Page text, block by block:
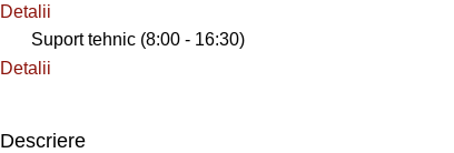
Detalii
Suport tehnic (8:00 - 16:30)
Detalii
Descriere